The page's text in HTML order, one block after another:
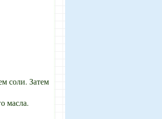
соли. Затем
масла.